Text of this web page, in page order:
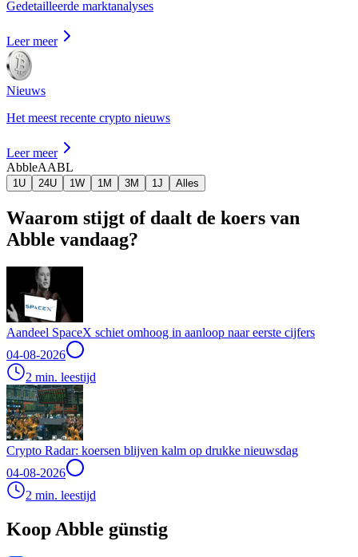
Gedetailleerde marktanalyses
Leer meer
Nieuws
Het meest recente crypto nieuws
Leer meer
AbbleAABL
1U 24U 1W 1M 3M 1J Alles
Waarom stijgt of daalt de koers van
Abble vandaag?
Aandeel SpaceX schiet omhoog in aanloop naar eerste cijfers
04-08-2026
2 min. leestijd
Crypto Radar: koersen blijven kalm op drukke nieuwsdag
04-08-2026
2 min. leestijd
Koop Abble günstig